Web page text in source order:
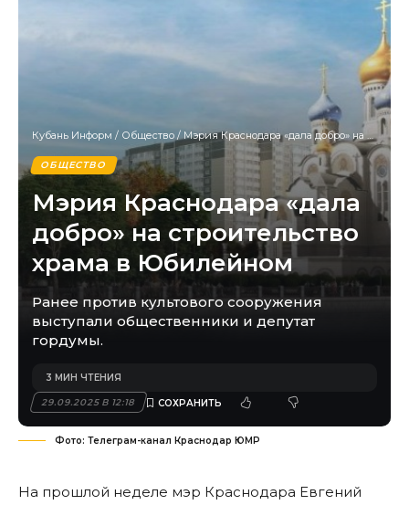
Кубань Информ / Общество / Мэрия Краснодара «дала добро» на строительство храма в Юбилейном
ОБЩЕСТВО
Мэрия Краснодара «дала
добро» на строительство
храма в Юбилейном
Ранее против культового сооружения
выступали общественники и депутат
гордумы.
29.09.2025 В 12:18
3 МИН ЧТЕНИЯ
Фото: Телеграм-канал Краснодар ЮМР
На прошлой неделе мэр Краснодара Евгений